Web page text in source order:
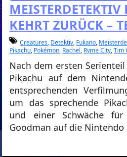
MEISTERDETEKTIV
KEHRT ZURÜCK –
Creatures, Detektiv, Fukano,
Pikachu, Pokémon, Rachel, Ryme City,Tim
Nach dem ersten
Pikachu auf dem
entsprechenden
um das sprechende
und einer Schwäche
Goodman auf die Nintendo